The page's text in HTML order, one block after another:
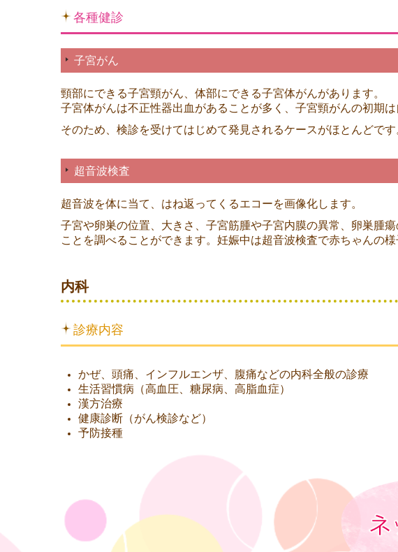
各種健診
子宮がん
頸部にできる子宮頸がん、体部にできる子宮体がんがあります。
子宮体がんは不正性器出血があることが多く、子宮頸がんの初期は
そのため、検診を受けてはじめて発見されるケースがほとんどです
超音波検査
超音波を体に当て、はね返ってくるエコーを画像化します。
子宮や卵巣の位置、大きさ、子宮筋腫や子宮内膜の異常、卵巣腫
ことを調べることができます。妊娠中は超音波検査で赤ちゃんの様
内科
診療内容
かぜ、頭痛、インフルエンザ、腹痛などの内科全般の診療
生活習慣病（高血圧、糖尿病、高脂血症）
漢方治療
健康診断（がん検診など）
予防接種